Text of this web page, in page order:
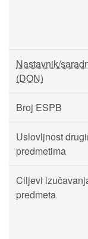
Nastavnik/
(DON)
Broj ESPB
Uslovljnost
predmetima
Ciljevi
predmeta